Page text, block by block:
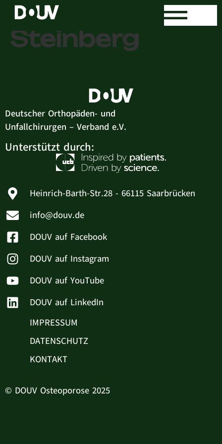
Dr. med. Philipp
Steinberg
Deutscher Orthopäden- und
Unfallchirurgen – Verband e.V.
Unterstützt durch:
Heinrich-Barth-Str.28 - 66115 Saarbrücken
info@douv.de
DOUV auf Facebook
DOUV auf Instagram
DOUV auf YouTube
DOUV auf LinkedIn
IMPRESSUM
DATENSCHUTZ
KONTAKT
© DOUV Osteoporose 2025